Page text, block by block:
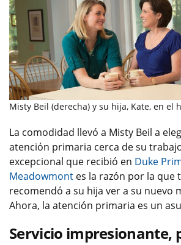
Misty Beil (derecha) y su hija, Kate, en el
La comodidad llevó a Misty Beil a
atención primaria cerca de su
excepcional que recibió en Duke
Meadowmont es la razón por la que
recomendó a su hija ver a su nuevo
Ahora, la atención primaria es un
Servicio impresionante,